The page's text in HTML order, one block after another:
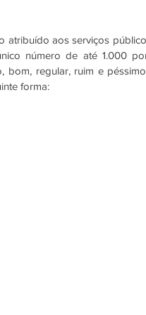
atribuído aos serviços
número de até 1.000
bom, regular, ruim e
forma: